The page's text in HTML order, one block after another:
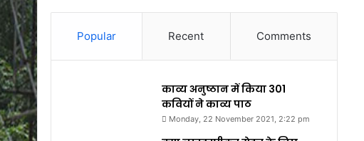
Popular Recent Comments
काव्य अनुष्ठान में किया 301
कवियों ने काव्य पाठ
Monday, 22 November 2021, 2:22 pm